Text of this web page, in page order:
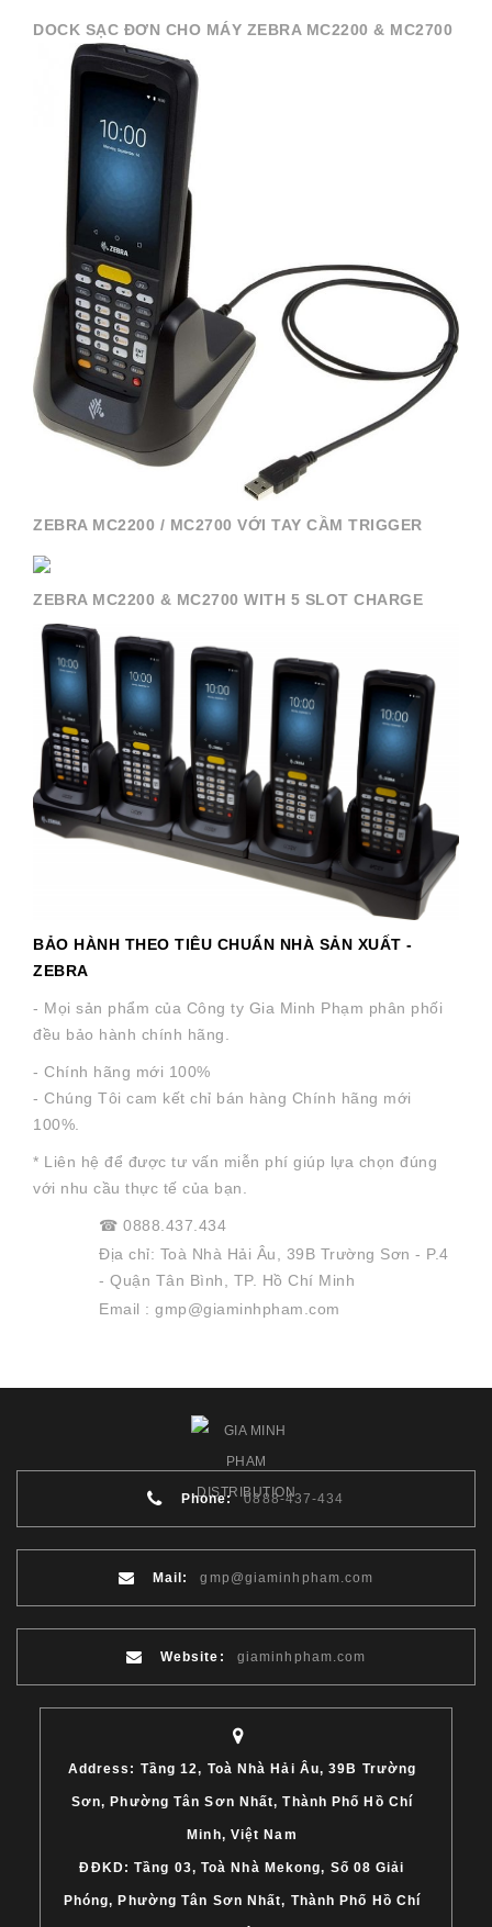
DOCK SẠC ĐƠN CHO MÁY ZEBRA MC2200 & MC2700
ZEBRA MC2200 / MC2700 VỚI TAY CẦM TRIGGER
ZEBRA MC2200 & MC2700 WITH 5 SLOT CHARGE
BẢO HÀNH THEO TIÊU CHUẨN NHÀ SẢN XUẤT -
ZEBRA
- Mọi sản phẩm của Công ty Gia Minh Phạm phân phối
đều bảo hành chính hãng.
- Chính hãng mới 100%
- Chúng Tôi cam kết chỉ bán hàng Chính hãng mới
100%.
* Liên hệ để được tư vấn miễn phí giúp lựa chọn đúng
với nhu cầu thực tế của bạn.
☎ 0888.437.434
Địa chỉ: Toà Nhà Hải Âu, 39B Trường Sơn - P.4
- Quận Tân Bình, TP. Hồ Chí Minh
Email : gmp@giaminhpham.com
Phone: 0888-437-434
Mail: gmp@giaminhpham.com
Website: giaminhpham.com
Address: Tầng 12, Toà Nhà Hải Âu, 39B Trường
Sơn, Phường Tân Sơn Nhất, Thành Phố Hồ Chí
Minh, Việt Nam
ĐĐKD: Tầng 03, Toà Nhà Mekong, Số 08 Giải
Phóng, Phường Tân Sơn Nhất, Thành Phố Hồ Chí